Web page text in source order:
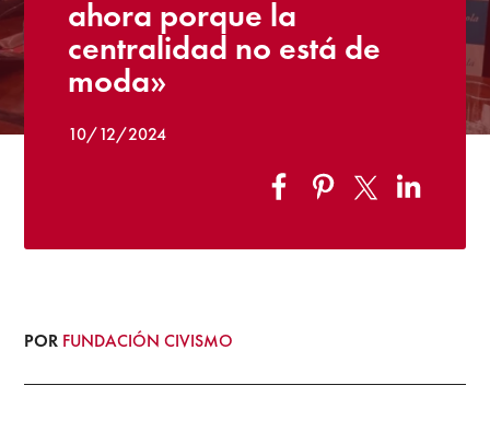
ahora porque la
centralidad no está de
moda»
10/12/2024
POR FUNDACIÓN CIVISMO